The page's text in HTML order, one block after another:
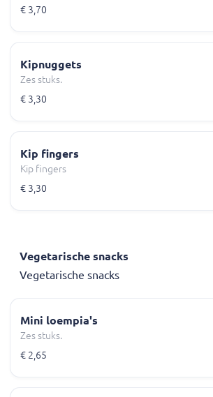
€ 3,70
Kipnuggets
Zes stuks.
€ 3,30
Kip fingers
Kip fingers
€ 3,30
Vegetarische snacks
Vegetarische snacks
Mini loempia's
Zes stuks.
€ 2,65